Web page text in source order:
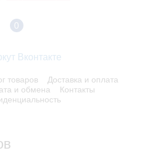
0
товаров
Доставка и оплата
и обмена
Контакты